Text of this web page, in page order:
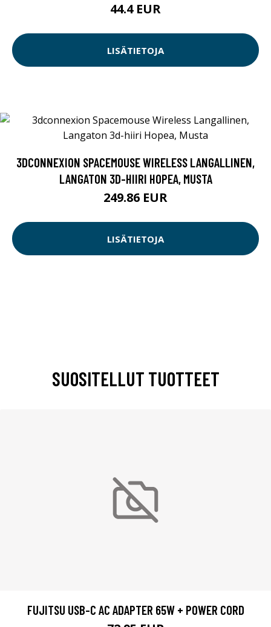
44.4 EUR
LISÄTIETOJA
3DCONNEXION SPACEMOUSE WIRELESS LANGALLINEN,
LANGATON 3D-HIIRI HOPEA, MUSTA
249.86 EUR
LISÄTIETOJA
SUOSITELLUT TUOTTEET
FUJITSU USB-C AC ADAPTER 65W + POWER CORD